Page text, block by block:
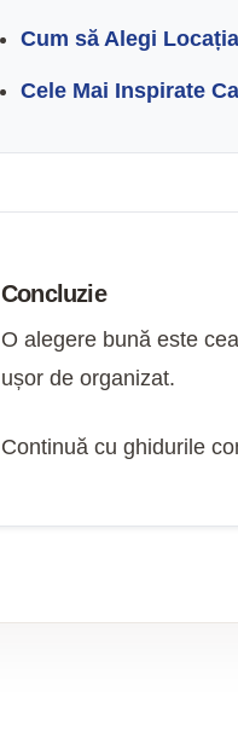
Cum să Alegi
Cele Mai Inspirate
Concluzie
O alegere bună este
ușor de organizat.
Continuă cu ghidurile